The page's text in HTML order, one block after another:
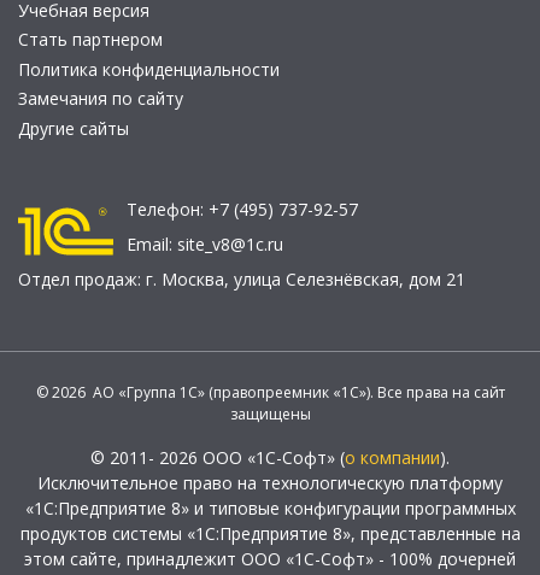
Учебная версия
Стать партнером
Политика конфиденциальности
Замечания по сайту
Другие сайты
Телефон: +7 (495) 737-92-57
Email: site_v8@1c.ru
Отдел продаж: г. Москва, улица Селезнёвская, дом 21
© 2026 АО «Группа 1С» (правопреемник «1С»). Все права на сайт
защищены
© 2011- 2026 ООО «1С-Софт» (о компании).
Исключительное право на технологическую платформу
«1С:Предприятие 8» и типовые конфигурации программных
продуктов системы «1С:Предприятие 8», представленные на
этом сайте, принадлежит ООО «1С-Софт» - 100% дочерней